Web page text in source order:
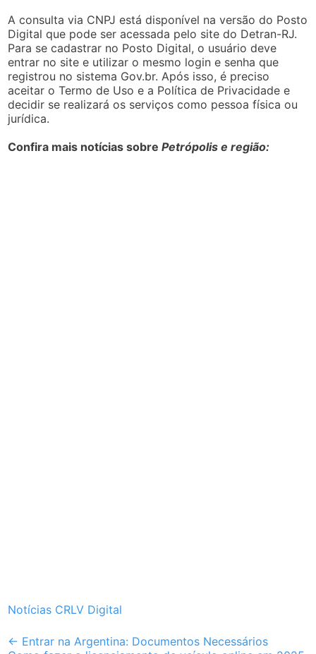
A consulta via CNPJ está disponível na versão do Posto
Digital que pode ser acessada pelo site do Detran-RJ.
Para se cadastrar no Posto Digital, o usuário deve
entrar no site e utilizar o mesmo login e senha que
registrou no sistema Gov.br. Após isso, é preciso
aceitar o Termo de Uso e a Política de Privacidade e
decidir se realizará os serviços como pessoa física ou
jurídica.
Confira mais notícias sobrePetrópolis e região:
Notícias CRLV Digital
Post
← Entrar na Argentina: Documentos Necessários